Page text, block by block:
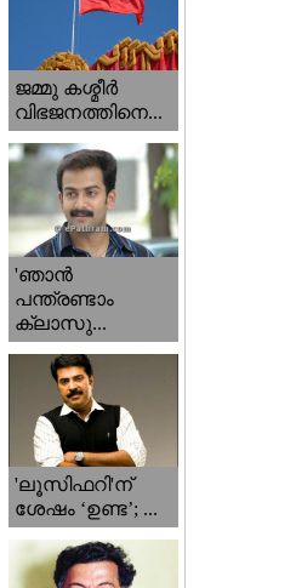
ജമ്മു കശ്മീ‍ർ
വിഭജനത്തിനെ...
'ഞാന്‍
പന്ത്രണ്ടാം
ക്ലാസു...
'ലൂസിഫറി'ന്
ശേഷം ‘ഉണ്ട’; ...